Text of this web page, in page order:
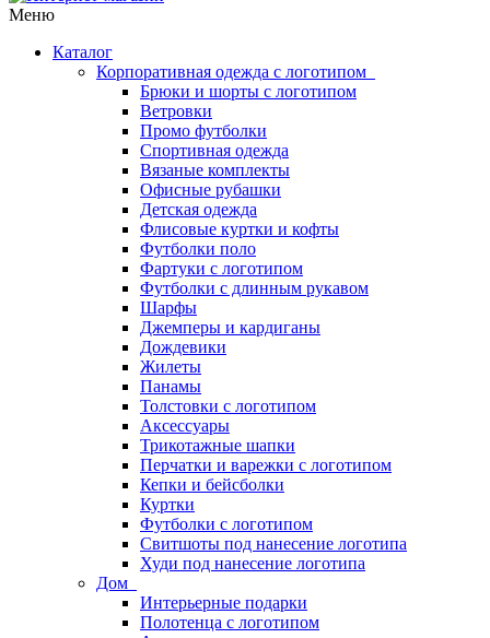
Меню
Каталог
Корпоративная одежда с логотипом
Брюки и шорты с логотипом
Ветровки
Промо футболки
Спортивная одежда
Вязаные комплекты
Офисные рубашки
Детская одежда
Флисовые куртки и кофты
Футболки поло
Фартуки с логотипом
Футболки с длинным рукавом
Шарфы
Джемперы и кардиганы
Дождевики
Жилеты
Панамы
Толстовки с логотипом
Аксессуары
Трикотажные шапки
Перчатки и варежки с логотипом
Кепки и бейсболки
Куртки
Футболки с логотипом
Свитшоты под нанесение логотипа
Худи под нанесение логотипа
Дом
Интерьерные подарки
Полотенца с логотипом